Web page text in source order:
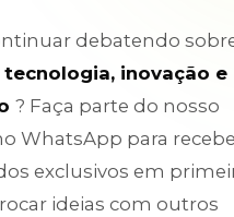
debatendo
tecnologia, inovação e
? Faça parte do nosso
WhatsApp para
exclusivos em
ideias com outros